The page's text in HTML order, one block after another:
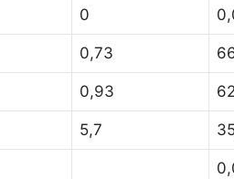
0
0,73
0,93
5,7